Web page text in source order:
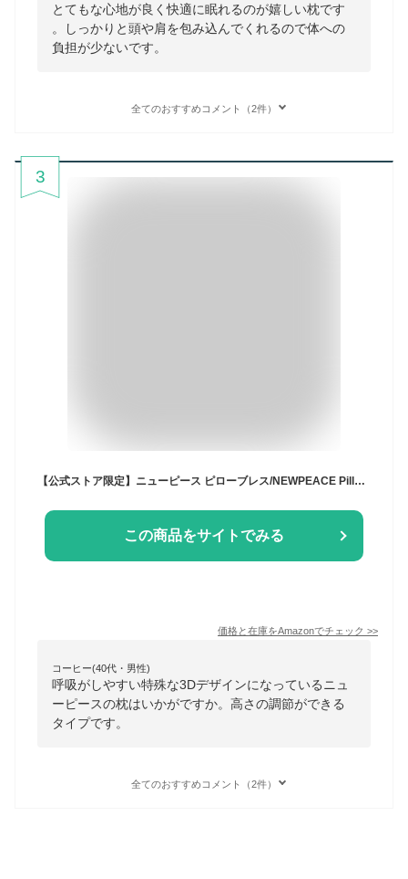
とてもな心地が良く快適に眠れるのが嬉しい枕です
。しっかりと頭や肩を包み込んでくれるので体への
負担が少ないです。
全てのおすすめコメント（2件）
3
【公式ストア限定】ニューピース ピローブレス/NEWPEACE Pillow Breath オリジナルガイドブック付き MTG エムティージー 枕 まくら いびき 低反発 高反発 高め 枕カバー
この商品をサイトでみる
価格と在庫をAmazonでチェック >>
コーヒー(40代・男性)
呼吸がしやすい特殊な3Dデザインになっているニュ
ーピースの枕はいかがですか。高さの調節ができる
タイプです。
全てのおすすめコメント（2件）